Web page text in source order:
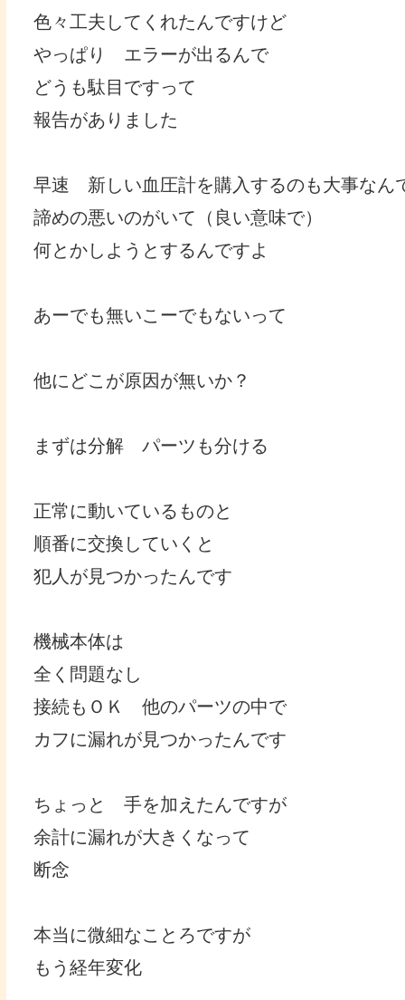
色々工夫してくれたんですけど
やっぱり エラーが出るんで
どうも駄目ですって
報告がありました
早速 新しい血圧計を購入するのも大事なん
諦めの悪いのがいて（良い意味で）
何とかしようとするんですよ
あーでも無いこーでもないって
他にどこが原因が無いか？
まずは分解 パーツも分ける
正常に動いているものと
順番に交換していくと
犯人が見つかったんです
機械本体は
全く問題なし
接続もＯＫ 他のパーツの中で
カフに漏れが見つかったんです
ちょっと 手を加えたんですが
余計に漏れが大きくなって
断念
本当に微細なことろですが
もう経年変化